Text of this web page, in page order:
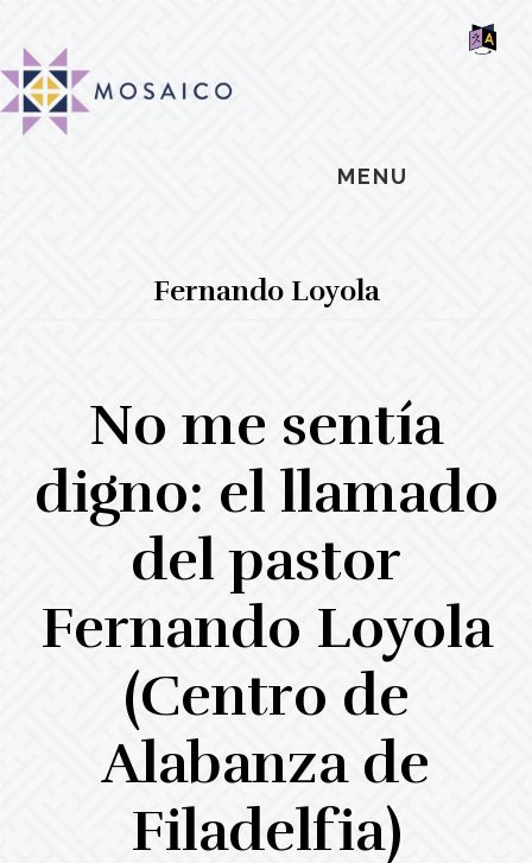
main
content
primary
sidebar
footer
MENU
Fernando Loyola
No me sentía
digno: el llamado
del pastor
Fernando Loyola
(Centro de
Alabanza de
Filadelfia)